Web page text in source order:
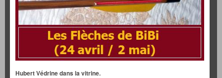
Hubert Védrine dans la vitrine.